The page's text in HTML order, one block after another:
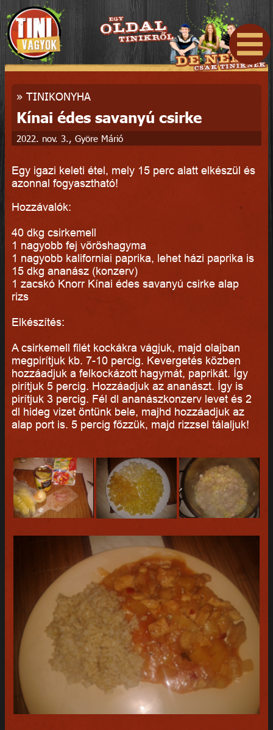
» TINIKONYHA
Kínai édes savanyú csirke
2022. nov. 3., Györe Márió
Egy igazi keleti étel, mely 15 perc alatt elkészül és
azonnal fogyasztható!
Hozzávalók:
40 dkg csirkemell
1 nagyobb fej vöröshagyma
1 nagyobb kaliforniai paprika, lehet házi paprika is
15 dkg ananász (konzerv)
1 zacskó Knorr Kínai édes savanyú csirke alap
rizs
Elkészítés:
A csirkemell filét kockákra vágjuk, majd olajban
megpirítjuk kb. 7-10 percig. Kevergetés közben
hozzáadjuk a felkockázott hagymát, paprikát. Így
pirítjuk 5 percig. Hozzáadjuk az ananászt. Így is
pirítjuk 3 percig. Fél dl ananászkonzerv levet és 2
dl hideg vizet öntünk bele, majhd hozzáadjuk az
alap port is. 5 percig főzzük, majd rizzsel tálaljuk!